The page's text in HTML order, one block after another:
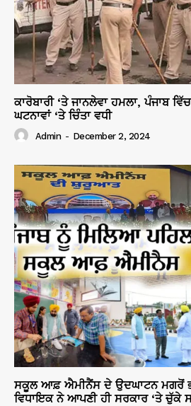
ਕਾਰੋਬਾਰੀ ‘ਤੇ ਜਾਨਲੇਵਾ ਹਮਲਾ, ਪੰਜਾਬ
ਘਟਨਾਵਾਂ ‘ਤੇ ਚਿੰਤਾ ਵਧੀ
Admin - December 2, 2024
ਸਕੂਲ ਆਫ਼ ਐਮੀਨੈਂਸ ਦੇ ਉਦਘਾਟਨ ਮਗਰੋਂ
ਵਿਧਾਇਕ ਨੇ ਆਪਣੀ ਹੀ ਸਰਕਾਰ ‘ਤੇ ਚੁੱਕੇ